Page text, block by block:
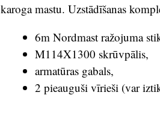
karoga mastu. Uzstādīšanas
6m Nordmast ražojuma
M114X1300 skrūvpālis,
armatūras gabals,
2 pieauguši vīrieši (var